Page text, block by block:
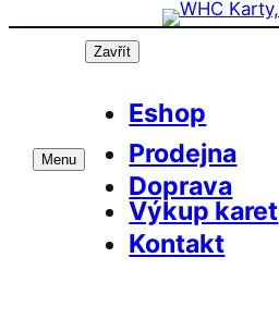
Přeskočit
Menu
Zavřít
Eshop
Prodejna
Doprava
Výkup karet
Kontakt